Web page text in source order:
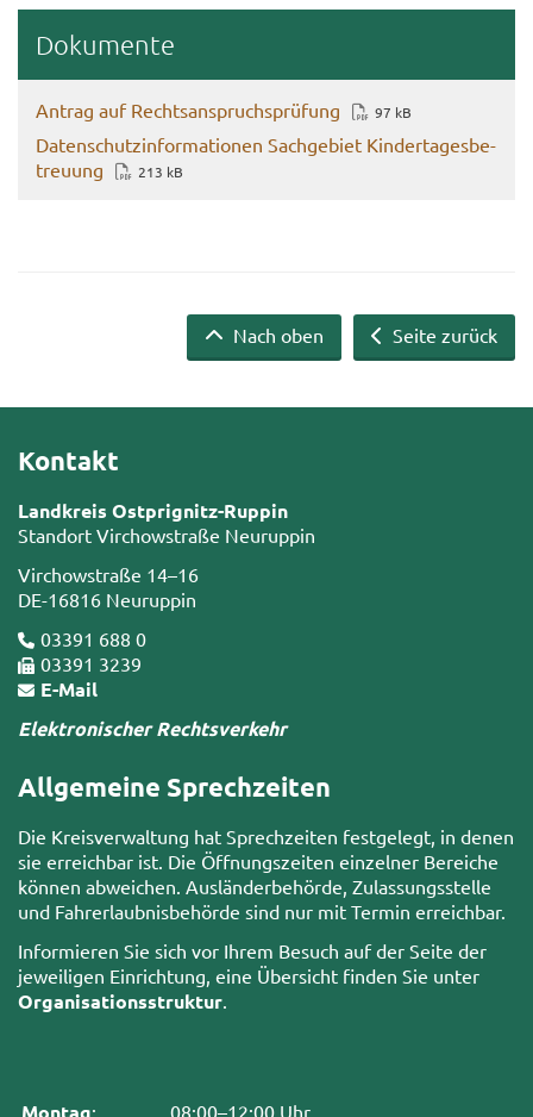
Do­ku­men­te
An­trag auf Rechts­an­spruch­s­prü­fung 97 kB
Da­ten­schutz­in­for­ma­tio­nen Sach­ge­biet Kin­der­ta­ges­be­
treu­ung
213 kB
Seite zurück
Nach oben
Kontakt
Landkreis Ostprignitz-Ruppin
Standort Virchowstraße Neuruppin
Virchowstraße 14–16
DE-16816 Neuruppin
03391 688 0
03391 3239
E-Mail
Elektronischer Rechtsverkehr
Allgemeine Sprechzeiten
Die Kreisverwaltung hat Sprechzeiten festgelegt, in denen
sie erreichbar ist. Die Öffnungszeiten einzelner Bereiche
können abweichen. Ausländerbehörde, Zulassungsstelle
und Fahrerlaubnisbehörde sind nur mit Termin erreichbar.
Informieren Sie sich vor Ihrem Besuch auf der Seite der
jeweiligen Einrichtung, eine Übersicht finden Sie unter
Organisationsstruktur
: 08:00–12:00 Uhr